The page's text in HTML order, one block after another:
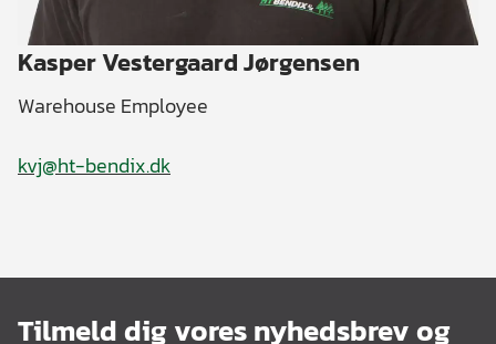
Kasper Vestergaard Jørgensen
Warehouse Employee
kvj@ht-bendix.dk
Tilmeld dig vores nyhedsbrev og